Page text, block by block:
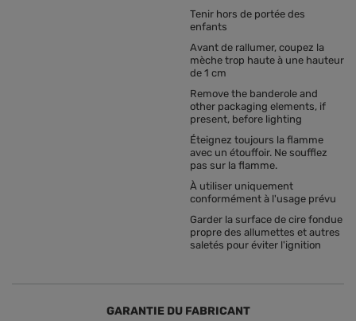
Tenir hors de portée des
enfants
Avant de rallumer, coupez la
mèche trop haute à une hauteur
de 1 cm
Remove the banderole and
other packaging elements, if
present, before lighting
Éteignez toujours la flamme
avec un étouffoir. Ne soufflez
pas sur la flamme.
À utiliser uniquement
conformément à l'usage prévu
Garder la surface de cire fondue
propre des allumettes et autres
saletés pour éviter l'ignition
GARANTIE DU FABRICANT